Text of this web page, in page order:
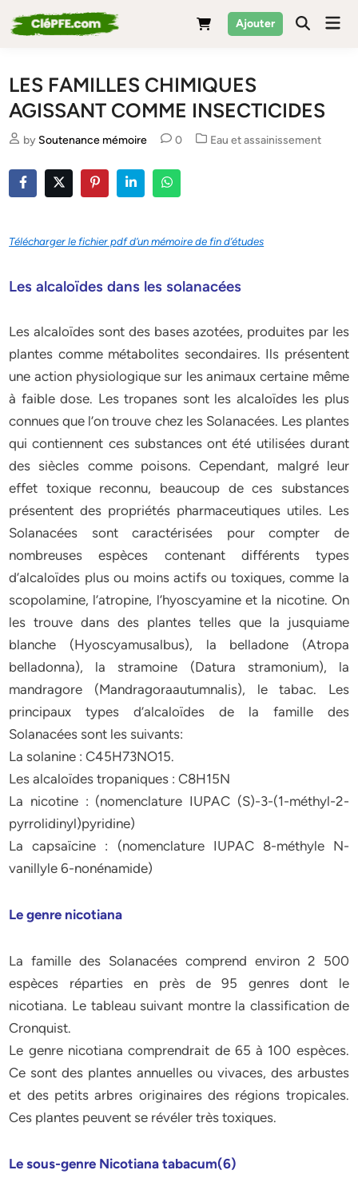
to
Ajouter
LES FAMILLES CHIMIQUES
AGISSANT COMME INSECTICIDES
by Soutenance mémoire 0
PostedEau et assainissement
Télécharger le fichier pdf d’un mémoire de fin d’études
Les alcaloïdes dans les solanacées
Les alcaloïdes sont des bases azotées, produites par les
plantes comme métabolites secondaires. Ils présentent
une action physiologique sur les animaux certaine même
à faible dose. Les tropanes sont les alcaloïdes les plus
connues que l’on trouve chez les Solanacées. Les plantes
qui contiennent ces substances ont été utilisées durant
des siècles comme poisons. Cependant, malgré leur
effet toxique reconnu, beaucoup de ces substances
présentent des propriétés pharmaceutiques utiles. Les
Solanacées sont caractérisées pour compter de
nombreuses espèces contenant différents types
d’alcaloïdes plus ou moins actifs ou toxiques, comme la
scopolamine, l’atropine, l’hyoscyamine et la nicotine. On
les trouve dans des plantes telles que la jusquiame
blanche (Hyoscyamusalbus), la belladone (Atropa
belladonna), la stramoine (Datura stramonium), la
mandragore (Mandragoraautumnalis), le tabac. Les
principaux types d’alcaloïdes de la famille des
Solanacées sont les suivants:
La solanine : C45H73NO15.
Les alcaloïdes tropaniques : C8H15N
La nicotine : (nomenclature IUPAC (S)-3-(1-méthyl-2-
pyrrolidinyl)pyridine)
La capsaïcine : (nomenclature IUPAC 8-méthyle N-
vanillyle 6-nonénamide)
Le genre nicotiana
La famille des Solanacées comprend environ 2 500
espèces réparties en près de 95 genres dont le
nicotiana. Le tableau suivant montre la classification de
Cronquist.
Le genre nicotiana comprendrait de 65 à 100 espèces.
Ce sont des plantes annuelles ou vivaces, des arbustes
et des petits arbres originaires des régions tropicales.
Ces plantes peuvent se révéler très toxiques.
Le sous-genre Nicotiana tabacum(6)